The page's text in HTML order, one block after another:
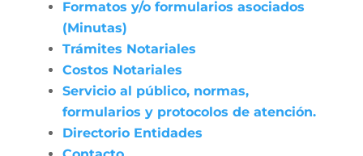
Formatos y/o formularios asociados
(Minutas)
Trámites Notariales
Costos Notariales
Servicio al público, normas,
formularios y protocolos de atención.
Directorio Entidades